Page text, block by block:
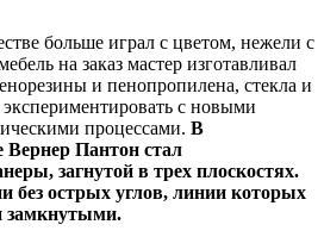
больше играл с цветом, нежели с
на заказ мастер изготавливал
и пенопропилена, стекла и
с новыми
процессами. В
Вернер Пантон стал
загнутой в трех плоскостях.
без острых углов, линии которых